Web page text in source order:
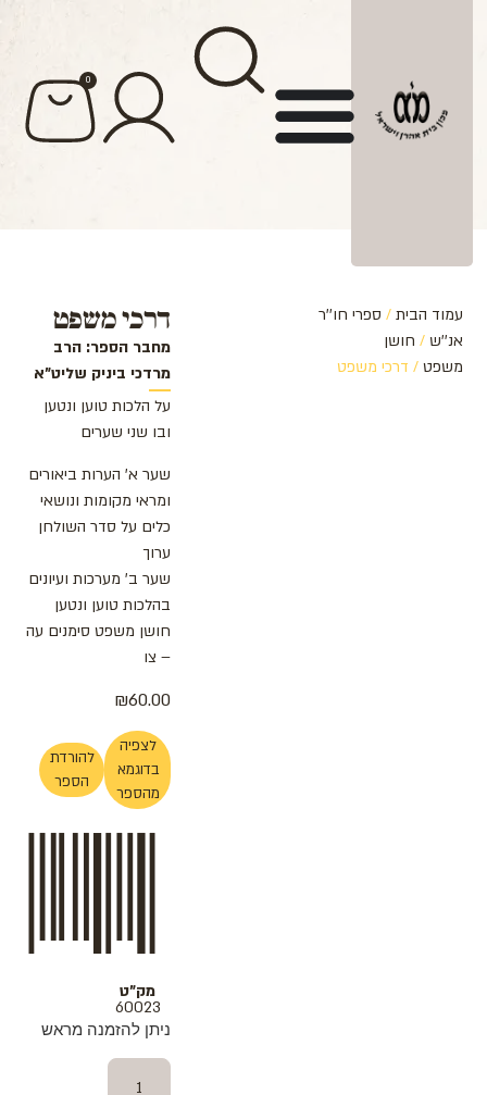
0
עמוד הבית / ספרי חו''ר
אנ''ש / חושן
משפט / דרכי משפט
דרכי משפט
מחבר הספר: הרב
מרדכי ביניק שליט"א
על הלכות טוען ונטען
ובו שני שערים
שער א' הערות ביאורים
ומראי מקומות ונושאי
כלים על סדר השולחן
ערוך
שער ב' מערכות ועיונים
בהלכות טוען ונטען
חושן משפט סימנים עה
– צו
₪60.00
לצפיה
בדוגמא
מהספר
להורדת
הספר
מק"ט
60023
ניתן להזמנה מראש